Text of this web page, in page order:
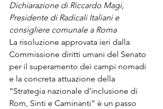
Dichiarazione di Riccardo Magi,
Presidente di Radicali Italiani e
consigliere comunale a Roma
La risoluzione approvata ieri dalla
Commissione diritti umani del Senato
per il superamento dei campi nomadi
e la concreta attuazione della
“Strategia nazionale d’inclusione di
Rom, Sinti e Caminanti” è un passo